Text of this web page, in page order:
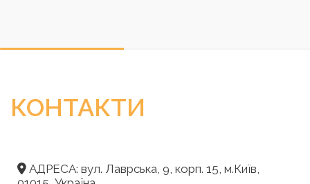
КОНТАКТИ
АДРЕСА: вул. Лаврська, 9, корп. 15, м.Київ,